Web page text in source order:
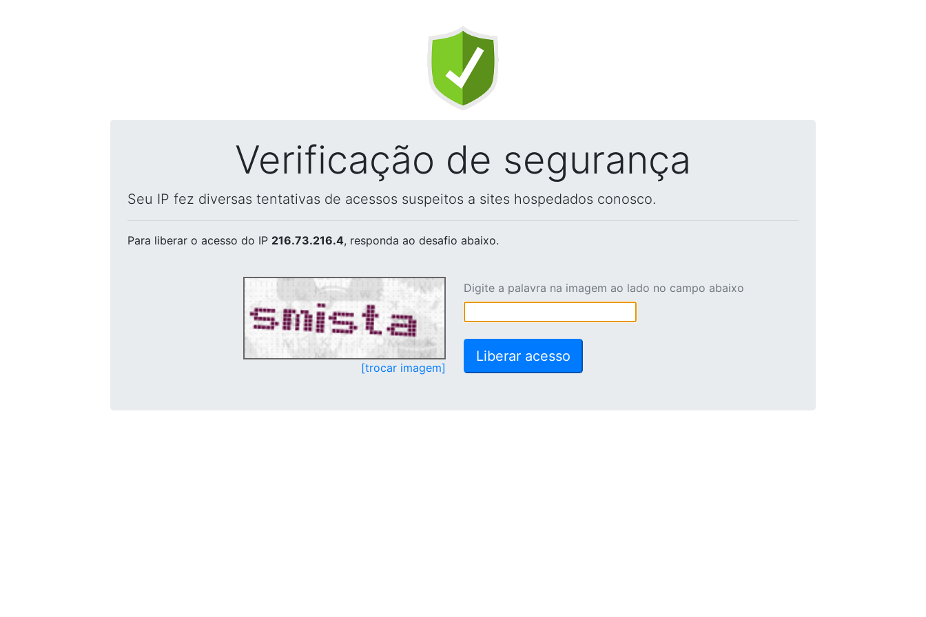
Verificação de segurança
Seu IP fez diversas tentativas de acessos suspeitos a sites hospedados conosco.
Para liberar o acesso do IP 216.73.216.4, responda ao desafio abaixo.
[trocar imagem]
Digite a palavra na imagem ao lado no campo abaixo